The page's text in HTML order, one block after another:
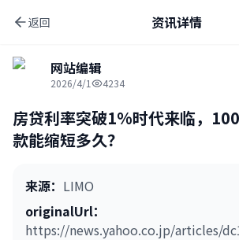
返回 资讯详情
网站编辑
2026/4/1 4234
房贷利率突破1%时代来临，
款能缩短多久？
来源： LIMO
originalUrl：
https://news.yahoo.co.jp/articles/